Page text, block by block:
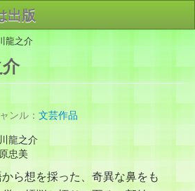
出版
事業案内
報
い合わせ
龍之介
ンル： 文芸作品
龍之介
忠美
ら想を採った、奇異な鼻をも